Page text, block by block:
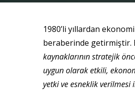
1980’li yıllardan
beraberinde getirmiştir.
kaynaklarının stratejik
uygun olarak etkili,
yetki ve esneklik verilmesi